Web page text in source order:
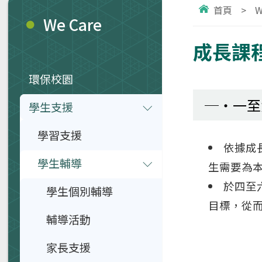
首頁 >
成長課
一
依據成
生需要為
於四至
目標，從
We Care
環保校園
學生支援
學習支援
學生輔導
學生個別輔導
輔導活動
家長支援